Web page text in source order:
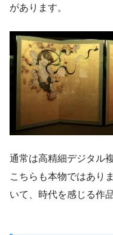
があります。
通常は高精細デジタル
こちらも本物ではあり
いて、時代を感じる作